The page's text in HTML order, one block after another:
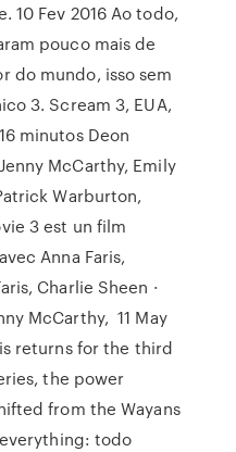
10 Fev 2016 Ao todo,
pouco mais de
do mundo, isso sem
3. Scream 3, EUA,
minutos Deon
McCarthy, Emily
Warburton,
3 est un film
Anna Faris,
Charlie Sheen ·
McCarthy, 11 May
returns for the third
the power
from the Wayans
todo